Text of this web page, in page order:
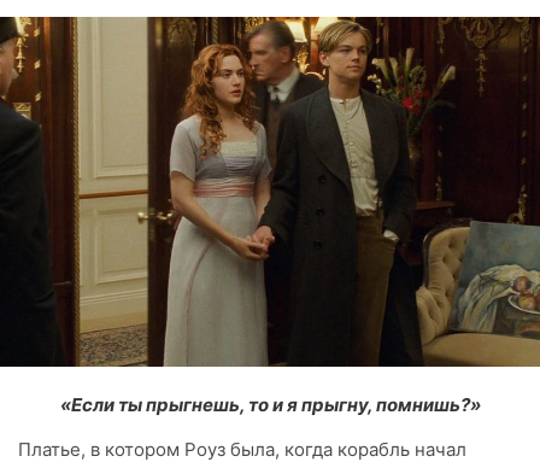
«Если ты прыгнешь, то и я прыгну, помнишь?»
Платье, в котором Роуз была, когда корабль начал